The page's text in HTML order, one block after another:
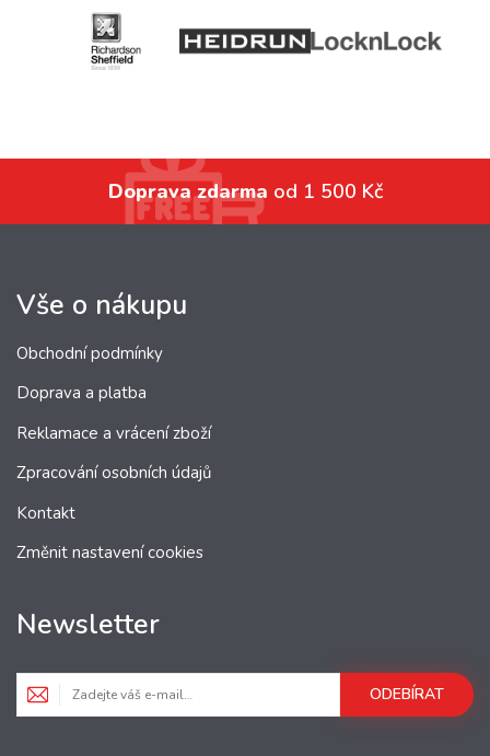
Doprava zdarma od 1 500 Kč
Vše o nákupu
Obchodní podmínky
Doprava a platba
Reklamace a vrácení zboží
Zpracování osobních údajů
Kontakt
Změnit nastavení cookies
Newsletter
ODEBÍRAT